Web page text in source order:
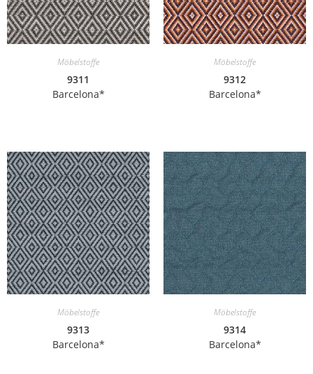
Möbelstoffe
9311
Barcelona*
Möbelstoffe
9312
Barcelona*
Möbelstoffe
9313
Barcelona*
Möbelstoffe
9314
Barcelona*